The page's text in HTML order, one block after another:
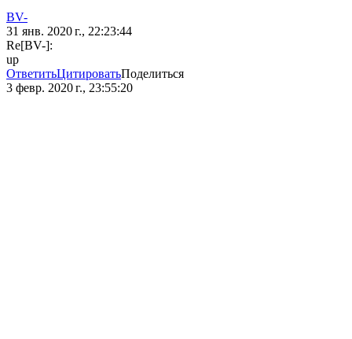
BV-
31 янв. 2020 г., 22:23:44
Re[BV-]:
up
ОтветитьЦитироватьПоделиться
3 февр. 2020 г., 23:55:20